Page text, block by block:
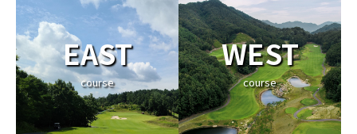
EAST
course
WEST
course